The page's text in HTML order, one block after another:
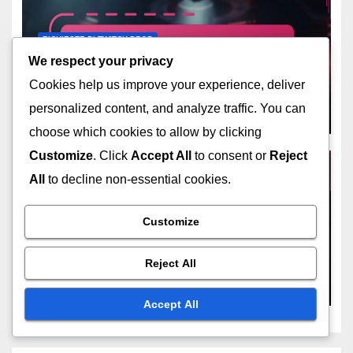
RICHIESTE DI TWITCH DROP
Destiny 2 Twitch Drop
Timing: Durata degli eventi,
Finestra di richiesta,
Considerazioni sui fusi orari
MAR 10, 2026 MARCUS ALARIC
Feedback sui Twitch Drop di
Destiny 2: Condivisione di
esperienze, Discussioni della
comunità, Miglioramento dei
MAR 9, 2026 MARCUS ALARIC
We respect your privacy
Cookies help us improve your experience, deliver
personalized content, and analyze traffic. You can
choose which cookies to allow by clicking
Customize. Click Accept All to consent or Reject
All
to decline non-essential cookies.
Customize
Reject All
Accept All